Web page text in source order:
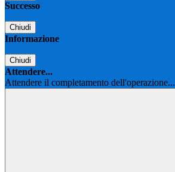
Successo
Chiudi
Informazione
Chiudi
Attendere...
Attendere il completamento dell'operazione...